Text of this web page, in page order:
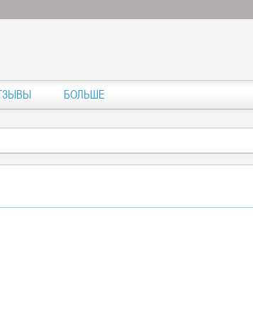
БОЛЬШЕ